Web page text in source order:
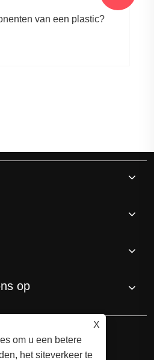
van een plastic?
op
X
om u een betere
het siteverkeer te